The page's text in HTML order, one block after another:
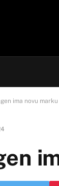
ima novu marku